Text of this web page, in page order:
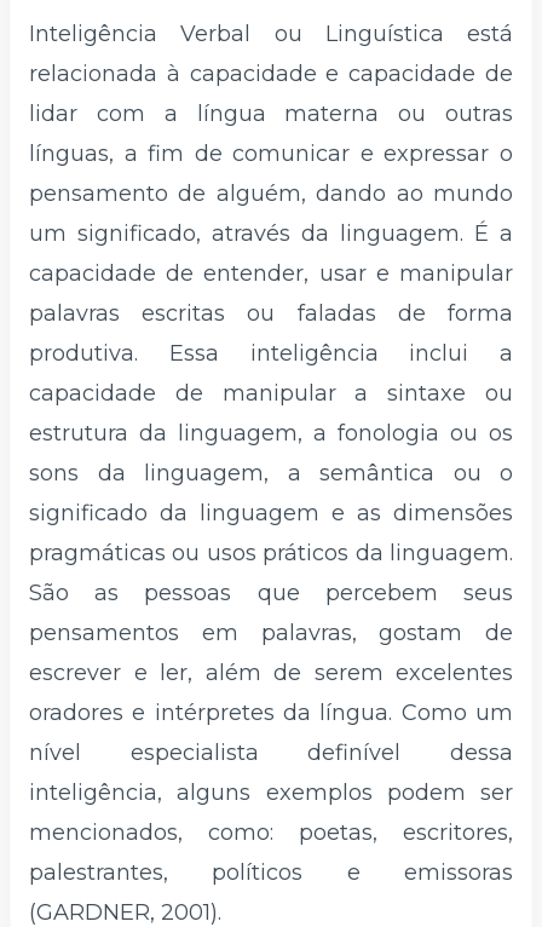
Inteligência Verbal ou Linguística está
relacionada à capacidade e capacidade de
lidar com a língua materna ou outras
línguas, a fim de comunicar e expressar o
pensamento de alguém, dando ao mundo
um significado, através da linguagem. É a
capacidade de entender, usar e manipular
palavras escritas ou faladas de forma
produtiva. Essa inteligência inclui a
capacidade de manipular a sintaxe ou
estrutura da linguagem, a fonologia ou os
sons da linguagem, a semântica ou o
significado da linguagem e as dimensões
pragmáticas ou usos práticos da linguagem.
São as pessoas que percebem seus
pensamentos em palavras, gostam de
escrever e ler, além de serem excelentes
oradores e intérpretes da língua. Como um
nível especialista definível dessa
inteligência, alguns exemplos podem ser
mencionados, como: poetas, escritores,
palestrantes, políticos e emissoras
(GARDNER, 2001).